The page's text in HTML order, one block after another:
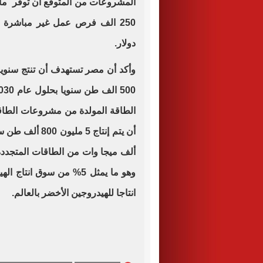
دولار .
وأكد أن مصر تستهدف أن تنتج
الطاقة المولدة من مشروعات
وهو ما يمثل 5% من سوق
انتاجا للهيدروجين الأخضر بالعالم.